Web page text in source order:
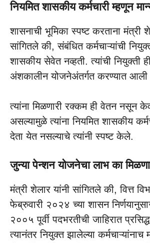
नियमित शासकीय कर्मचारी म्हणून
शासनाची भूमिका स्पष्ट करताना मंत्री
सांगितले की, संबंधित कर्मचाऱ्यांची
शासकीय सेवेत नव्हती. त्यांची नियुक्ती
अंशकालीन योजनेअंतर्गत करण्यात आली
त्यांना मिळणारी रक्कम ही वेतन नसून
असल्यामुळे त्यांना नियमित शासकीय
देता येत नसल्याचे त्यांनी स्पष्ट केले.
जुन्या पेन्शन योजनेचा लाभ का
मंत्री शेलार यांनी सांगितले की, वित्त
फेब्रुवारी २०२४ च्या शासन
२००५ पूर्वी पदभरतीची जाहिरात
त्यानंतर नियुक्त झालेल्या कर्मचाऱ्यांनाच